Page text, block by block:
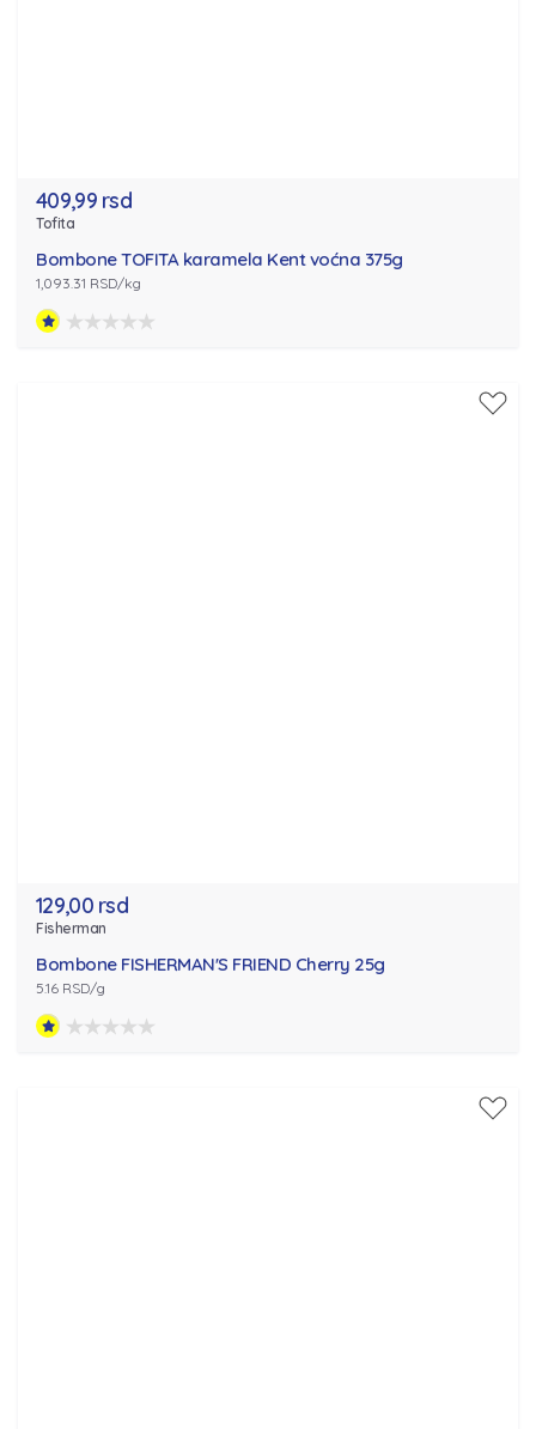
409,99 rsd
Tofita
Bombone TOFITA karamela Kent voćna 375g
1,093.31 RSD/kg
129,00 rsd
Fisherman
Bombone FISHERMAN'S FRIEND Cherry 25g
5.16 RSD/g